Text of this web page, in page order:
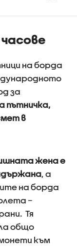
на борда
за
пътничка,
в
жена е
, а
на борда
–
Тя
общо
към